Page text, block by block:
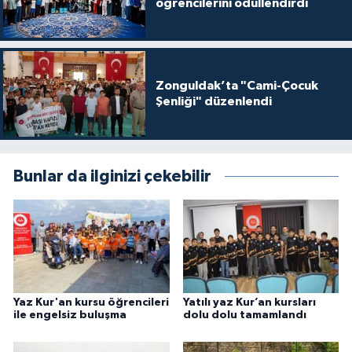
öğrencilerini ödüllendirdi
Zonguldak’ta "Cami-Çocuk
Şenliği" düzenlendi
Bunlar da ilginizi çekebilir
Yaz Kur'an kursu öğrencileri
ile engelsiz buluşma
Yatılı yaz Kur’an kursları
dolu dolu tamamlandı
Gümüşhane Müftülüğü
Hakkari Müftülüğü
Hatay Müftülüğü
Iğdır Müftülüğü
Isparta Müftülüğü
İstanbul Müftülüğü
İzmir Müftülüğü
Kahramanmaraş Müftülüğü